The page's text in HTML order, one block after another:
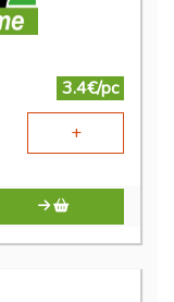
3.4€/pc
+